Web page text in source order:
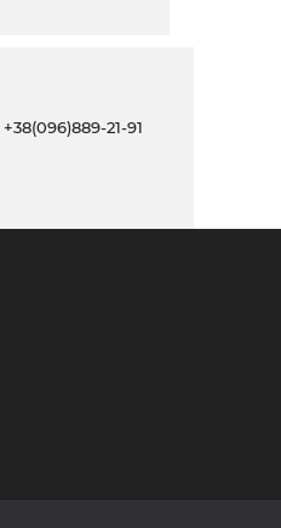
+38(096)889-21-91